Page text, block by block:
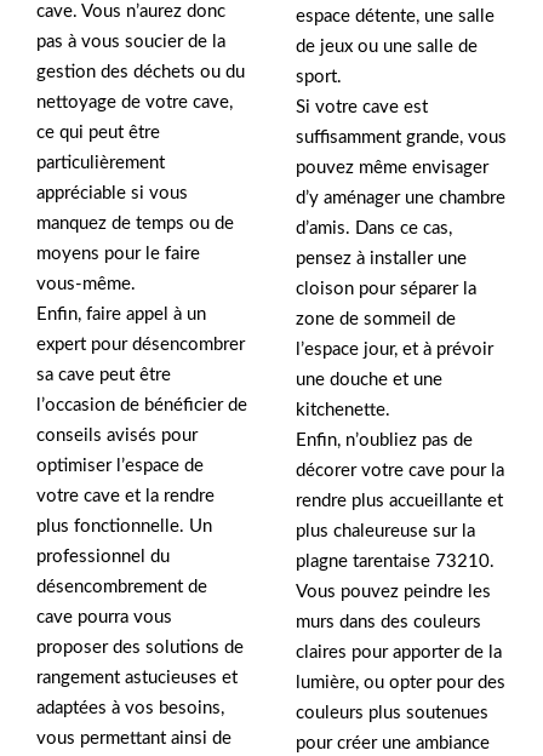
cave. Vous n’aurez donc
pas à vous soucier de la
gestion des déchets ou du
nettoyage de votre cave,
ce qui peut être
particulièrement
appréciable si vous
manquez de temps ou de
moyens pour le faire
vous-même.
Enfin, faire appel à un
expert pour désencombrer
sa cave peut être
l’occasion de bénéficier de
conseils avisés pour
optimiser l’espace de
votre cave et la rendre
plus fonctionnelle. Un
professionnel du
désencombrement de
cave pourra vous
proposer des solutions de
rangement astucieuses et
adaptées à vos besoins,
vous permettant ainsi de
espace détente, une salle
de jeux ou une salle de
sport.
Si votre cave est
suffisamment grande, vous
pouvez même envisager
d’y aménager une chambre
d’amis. Dans ce cas,
pensez à installer une
cloison pour séparer la
zone de sommeil de
l’espace jour, et à prévoir
une douche et une
kitchenette.
Enfin, n’oubliez pas de
décorer votre cave pour la
rendre plus accueillante et
plus chaleureuse sur la
plagne tarentaise 73210.
Vous pouvez peindre les
murs dans des couleurs
claires pour apporter de la
lumière, ou opter pour des
couleurs plus soutenues
pour créer une ambiance